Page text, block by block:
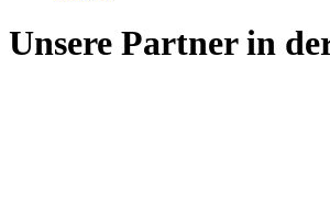
Unsere Partner in